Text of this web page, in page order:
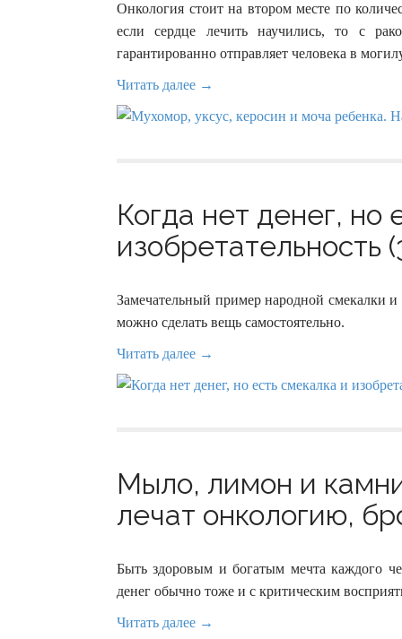
Онкология стоит на втором месте по
если сердце лечить научились, то с
гарантированно отправляет человека в
Читать далее →
Когда нет денег, но
изобретательность
Замечательный пример народной смекалки и
можно сделать вещь самостоятельно.
Читать далее →
Мыло, лимон и
лечат онкологию,
Быть здоровым и богатым мечта каждого
денег обычно тоже и с критическим
Читать далее →